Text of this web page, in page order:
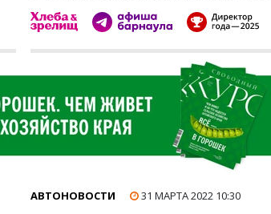
АВТОНОВОСТИ 31 МАРТА 2022 10:30